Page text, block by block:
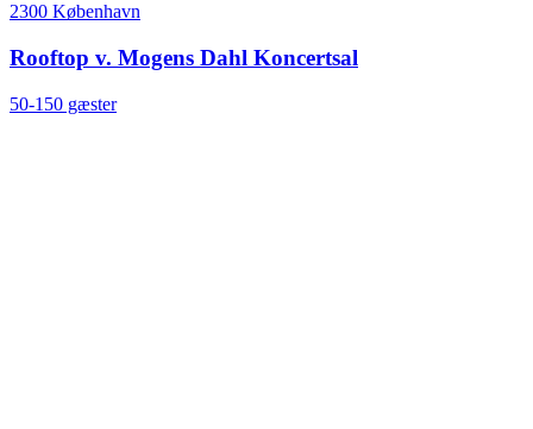
2300 København
Rooftop v. Mogens Dahl Koncertsal
50-150 gæster